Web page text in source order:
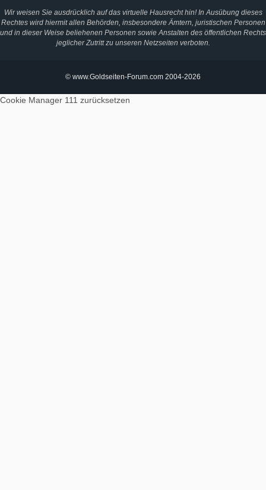
Wir weisen Sie ausdrücklich auf das virtuelle Hausrecht hin! In Ausübung dieses
Rechtes wird hiermit allen Behörden, insbesondere Ämtern, juristischen Personen
und in dieser Weise beliehenen Personen sowie Anstalten des öffentlichen Rechts
jeglicher Zutritt zu unseren Netzseiten verboten.
© www.Goldseiten-Forum.com 2004-2026
Cookie Manager 111 zurücksetzen